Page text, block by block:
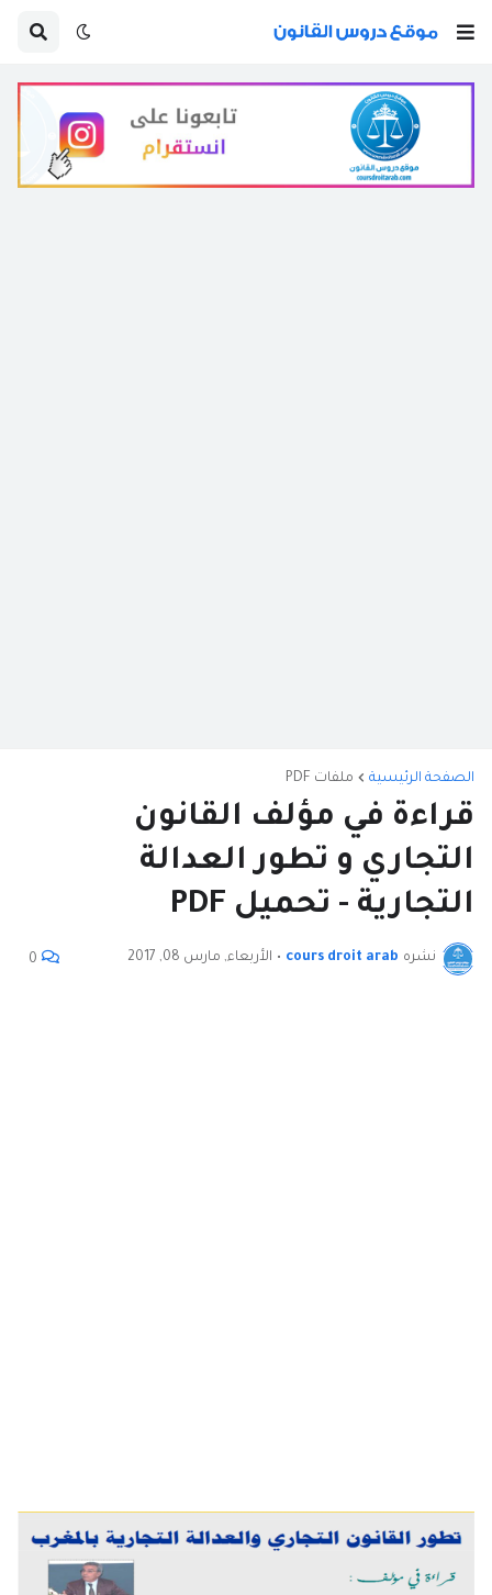
الصفحة الرئيسية ملفات PDF
قراءة في مؤلف القانون
التجاري و تطور العدالة
التجارية - تحميل PDF
نشره cours droit arab
• الأربعاء, مارس 08, 2017 0